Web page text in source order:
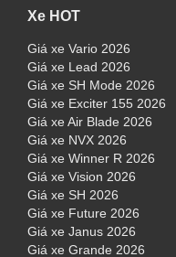
Xe HOT
Giá xe Vario 2026
Giá xe Lead 2026
Giá xe SH Mode 2026
Giá xe Exciter 155 2026
Giá xe Air Blade 2026
Giá xe NVX 2026
Giá xe Winner R 2026
Giá xe Vision 2026
Giá xe SH 2026
Giá xe Future 2026
Giá xe Janus 2026
Giá xe Grande 2026